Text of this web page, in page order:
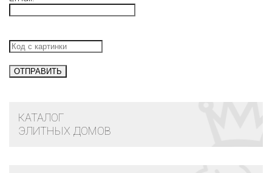
КАТАЛОГ
ЭЛИТНЫХ ДОМОВ